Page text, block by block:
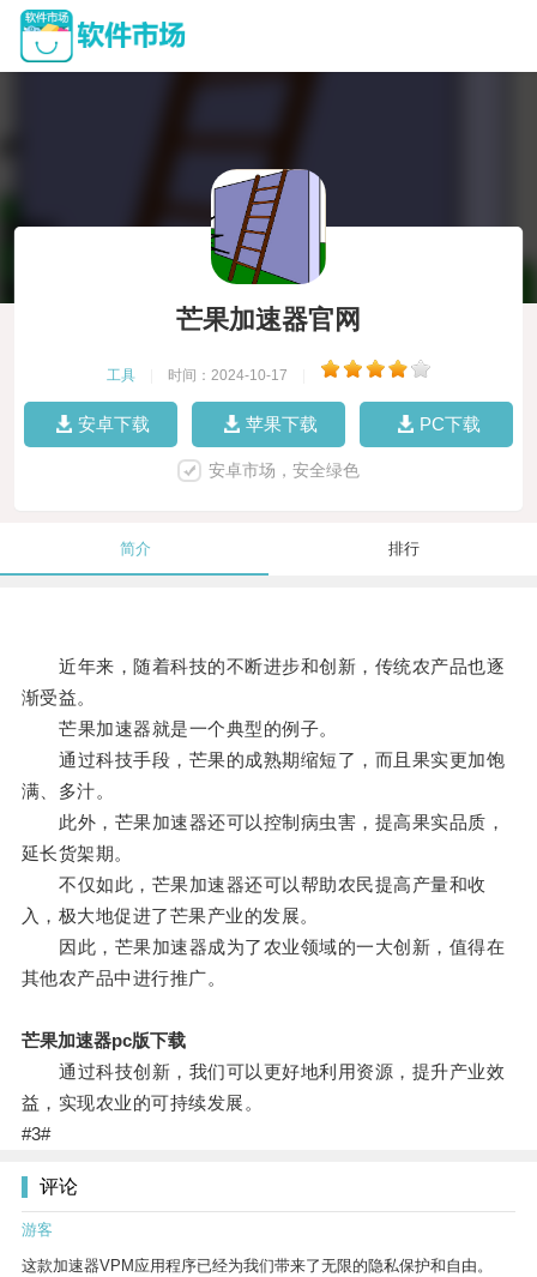
芒果加速器官网
工具 时间：2024-10-17
安卓下载 苹果下载 PC下载
安卓市场，安全绿色
简介 排行
近年来，随着科技的不断进步和创新，传统农产品也逐
渐受益。
芒果加速器就是一个典型的例子。
通过科技手段，芒果的成熟期缩短了，而且果实更加饱
满、多汁。
此外，芒果加速器还可以控制病虫害，提高果实品质，
延长货架期。
不仅如此，芒果加速器还可以帮助农民提高产量和收
入，极大地促进了芒果产业的发展。
因此，芒果加速器成为了农业领域的一大创新，值得在
其他农产品中进行推广。
芒果加速器pc版下载
通过科技创新，我们可以更好地利用资源，提升产业效
益，实现农业的可持续发展。
#3#
评论
游客
这款加速器VPM应用程序已经为我们带来了无限的隐私保护和自由。